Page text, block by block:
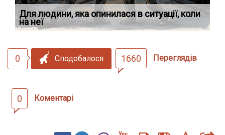
Для людини, яка опинилася в ситуації, коли
на неї
0 Сподобалося 1660 Переглядів
0 Коментарі